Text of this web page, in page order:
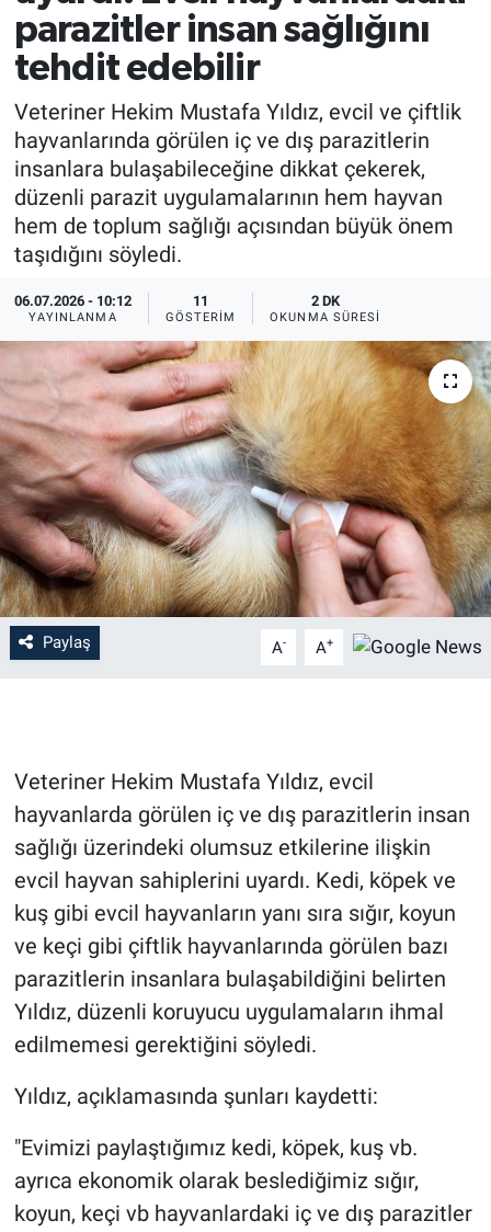
parazitler insan sağlığını
tehdit edebilir
Veteriner Hekim Mustafa Yıldız, evcil ve çiftlik
hayvanlarında görülen iç ve dış parazitlerin
insanlara bulaşabileceğine dikkat çekerek,
düzenli parazit uygulamalarının hem hayvan
hem de toplum sağlığı açısından büyük önem
taşıdığını söyledi.
06.07.2026 - 10:12
YAYINLANMA
11
GÖSTERIM
2 DK
OKUNMA SÜRESI
Paylaş A- A+
Veteriner Hekim Mustafa Yıldız, evcil
hayvanlarda görülen iç ve dış parazitlerin insan
sağlığı üzerindeki olumsuz etkilerine ilişkin
evcil hayvan sahiplerini uyardı. Kedi, köpek ve
kuş gibi evcil hayvanların yanı sıra sığır, koyun
ve keçi gibi çiftlik hayvanlarında görülen bazı
parazitlerin insanlara bulaşabildiğini belirten
Yıldız, düzenli koruyucu uygulamaların ihmal
edilmemesi gerektiğini söyledi.
Yıldız, açıklamasında şunları kaydetti:
"Evimizi paylaştığımız kedi, köpek, kuş vb.
ayrıca ekonomik olarak beslediğimiz sığır,
koyun, keçi vb hayvanlardaki iç ve dış parazitler
EĞİTİM
ÖZEL HABER
HALK54 PANORAMA